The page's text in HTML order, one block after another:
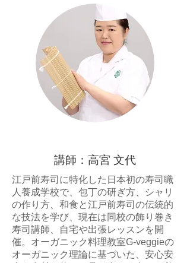
講師：高宮 文代
江戸前寿司に特化した日本初の寿司職
人養成学校で、包丁の研ぎ方、シャリ
の作り方、和食と江戸前寿司の伝統的
な技法を学び、現在は同校の飾り巻き
寿司講師、自宅や出張レッスンを開
催。オーガニック料理教室G-veggieの
オーガニック理論に基づいた、安心安